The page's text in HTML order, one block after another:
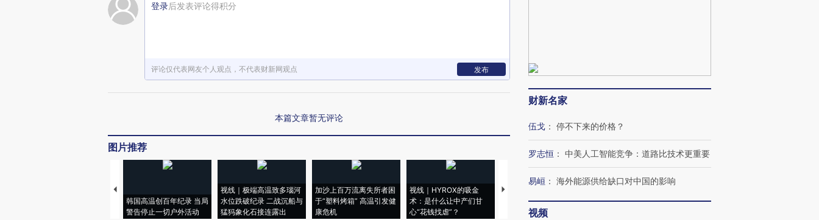
登录后发表评论得积分
评论仅代表网友个人观点，不代表财新网观点 发布
本篇文章暂无评论
图片推荐
韩国高温创百年纪录 当局
警告停止一切户外活动
视线｜极端高温致多瑙河
水位跌破纪录 二战沉船与
猛犸象化石接连露出
加沙上百万流离失所者困
于“塑料烤箱” 高温引发健
康危机
视线｜HYROX的吸金
术：是什么让中产们甘
心“花钱找虐”？
马航飞行员跨国走私7万
粒摇头丸 尿检体内含3种
度Z世代 用街头抗争将教
机”？难民潮撕裂西班牙
财新名家
伍戈 ： 停不下来的价格？
罗志恒 ： 中美人工智能竞争：道路比技术更重要
易峘 ： 海外能源供给缺口对中国的影响
视频